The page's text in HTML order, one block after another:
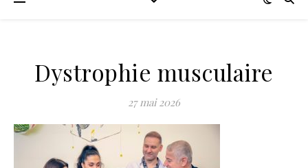
Dystrophie musculaire
27 mai 2026